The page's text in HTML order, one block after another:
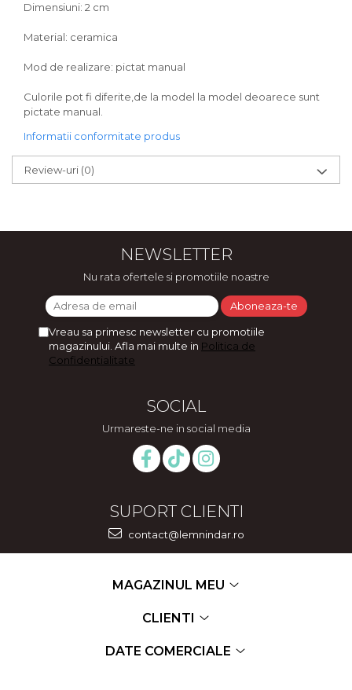
Ateliere - planse cu nisip colorat
Dimensiuni: 2 cm
Material: ceramica
Mod de realizare: pictat manual
Culorile pot fi diferite,de la model la model deoarece sunt
pictate manual.
Informatii conformitate produs
Review-uri (0)
NEWSLETTER
Nu rata ofertele si promotiile noastre
Vreau sa primesc newsletter cu promotiile
magazinului. Afla mai multe in Politica de
Confidentialitate
SOCIAL
Urmareste-ne in social media
SUPORT CLIENTI
contact@lemnindar.ro
MAGAZINUL MEU
CLIENTI
DATE COMERCIALE